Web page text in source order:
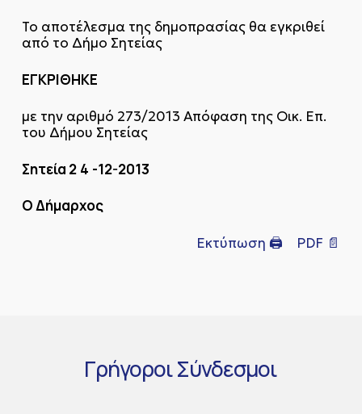
Το αποτέλεσμα της δημοπρασίας θα εγκριθεί
από το Δήμο Σητείας
ΕΓΚΡΙΘΗΚΕ
με την αριθμό 273/2013 Απόφαση της Οικ. Επ.
του Δήμου Σητείας
Σητεία 2 4 -12-2013
Ο Δήμαρχος
Εκτύπωση 🖨 PDF 📄
ΓρήγοροιΣύνδεσμοι